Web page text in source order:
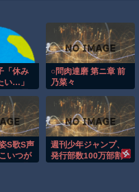
ドアの仕組みを理解した富山
、汗が飛び散る灼熱の「
道路を走行中の車からリアガ
アの空挺兵、パラシュートが
馬鹿（笑）ミニストップでト
気漫画「GANTZ」がAmazon
「休み
い…」
○問肉達磨 第ニ章 前
乃菜々
S歌S声
いつが
週刊少年ジャンプ、
発行部数100万部割